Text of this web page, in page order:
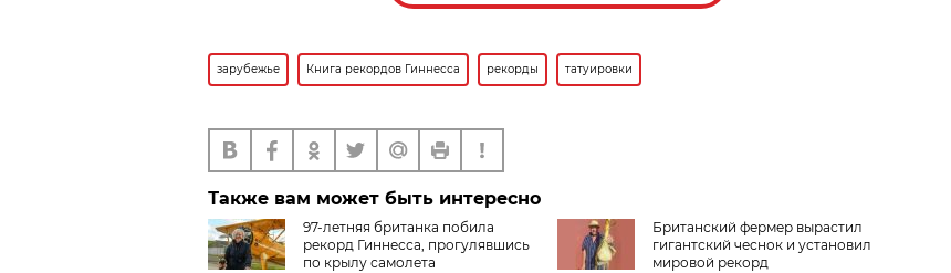
зарубежье Книга рекордов Гиннесса рекорды татуировки
Также вам может быть интересно
97-летняя британка побила
рекорд Гиннесса, прогулявшись
по крылу самолета
Британский фермер вырастил
гигантский чеснок и установил
мировой рекорд